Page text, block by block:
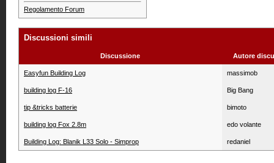
Regolamento Forum
Discussioni simili
Discussione Autore
Easyfun Building Log massimob
building log F-16 Big Bang
tip &tricks batterie bimoto
building log Fox 2.8m edo volante
Building Log: Blanik L33 Solo - Simprop redaniel